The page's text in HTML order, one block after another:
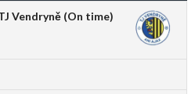
Vendryně (On time)